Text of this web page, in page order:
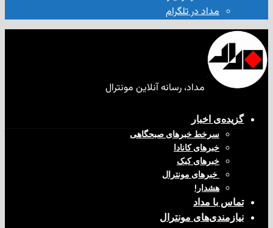
مداد در تلگرام
مداد، رسانه آنلاین مونترال
اخبار
سرخط خبرهای صبحگاهی
خبرهای کانادا
خبرهای کبک
‌ خبرهای مونترال
مداد
مونترال